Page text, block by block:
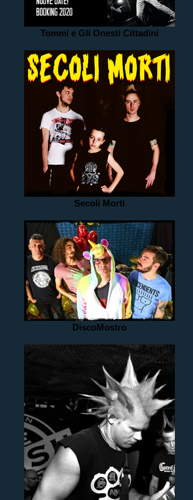
Tommi e Gli Onesti Cittadini
Secoli Morti
DiscoMostro